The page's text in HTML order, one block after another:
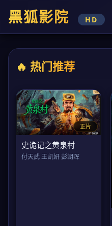
黑狐影院 HD
🔥 热门推荐
正片
史诡记之黄泉村
付天武 王凯妍 彭朝晖